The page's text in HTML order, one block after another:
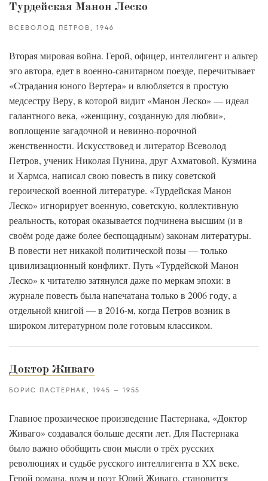
Турдейская Манон Леско
ВСЕВОЛОД ПЕТРОВ 1946
Вторая мировая война. Герой, офицер, интеллигент и альтер
эго автора, едет в военно-санитарном поезде, перечитывает
«Страдания юного Вертера» и влюбляется в простую
медсестру Веру, в которой видит «Манон Леско» — идеал
галантного века, «женщину, созданную для любви»,
воплощение загадочной и невинно-порочной
женственности. Искусствовед и литератор Всеволод
Петров, ученик Николая Пунина, друг Ахматовой, Кузмина
и Хармса, написал свою повесть в пику советской
героической военной литературе. «Турдейская Манон
Леско» игнорирует военную, советскую, коллективную
реальность, которая оказывается подчинена высшим (и в
своём роде даже более беспощадным) законам литературы.
В повести нет никакой политической позы — только
цивилизационный конфликт. Путь «Турдейской Манон
Леско» к читателю затянулся даже по меркам эпохи: в
журнале повесть была напечатана только в 2006 году, а
отдельной книгой — в 2016-м, когда Петров возник в
широком литературном поле готовым классиком.
Доктор Живаго
БОРИС ПАСТЕРНАК 1945 1955
Главное прозаическое произведение Пастернака, «Доктор
Живаго» создавался больше десяти лет. Для Пастернака
было важно обобщить свои мысли о трёх русских
революциях и судьбе русского интеллигента в XX веке.
Герой романа, врач и поэт Юрий Живаго, становится